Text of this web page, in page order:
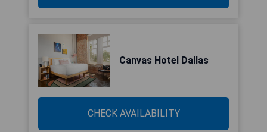
Canvas Hotel Dallas
CHECK AVAILABILITY